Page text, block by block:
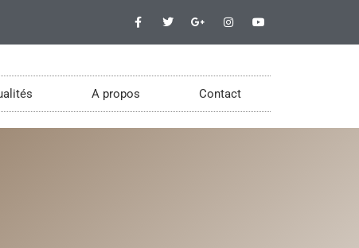
A propos Contact